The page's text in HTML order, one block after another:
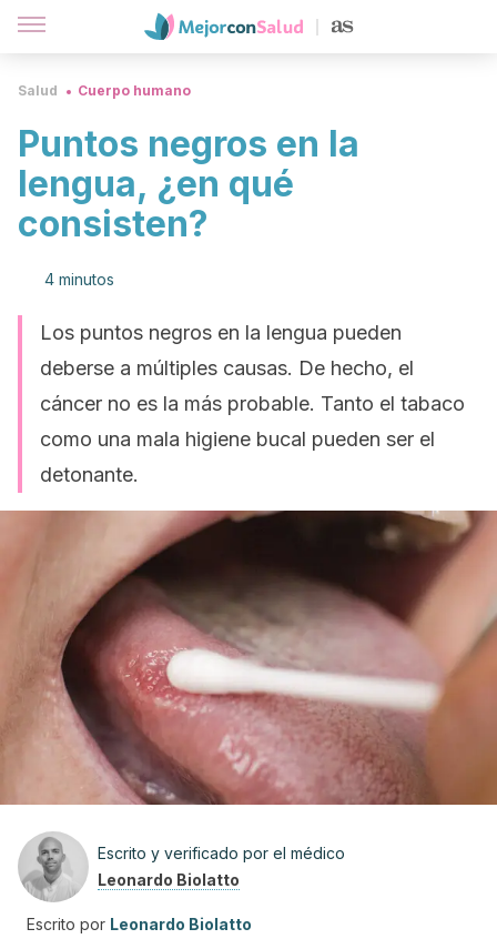
Salud Cuerpo humano
Puntos negros en la
lengua, ¿en qué
consisten?
4 minutos
Los puntos negros en la lengua pueden
deberse a múltiples causas. De hecho, el
cáncer no es la más probable. Tanto el tabaco
como una mala higiene bucal pueden ser el
detonante.
Escrito y verificado por el médico
Leonardo Biolatto
Escrito por Leonardo Biolatto